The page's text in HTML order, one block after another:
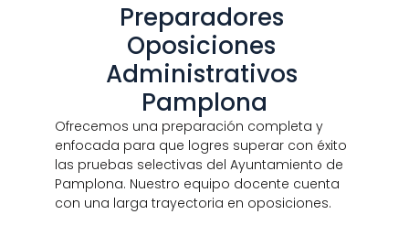
Preparadores
Oposiciones
Administrativos
Pamplona
Ofrecemos una preparación completa y
enfocada para que logres superar con éxito
las pruebas selectivas del Ayuntamiento de
Pamplona. Nuestro equipo docente cuenta
con una larga trayectoria en oposiciones.